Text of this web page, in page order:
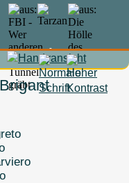
Barker